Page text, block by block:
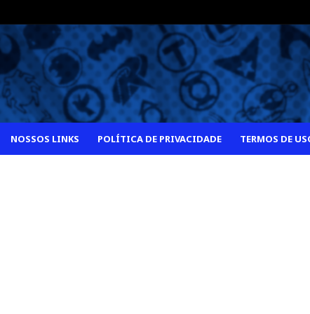
NOSSOS LINKS POLÍTICA DE PRIVACIDADE TERMOS DE